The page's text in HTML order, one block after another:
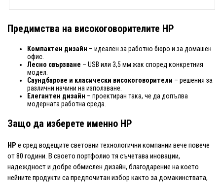
Предимства на високоговорителите HP
Компактен дизайн – идеален за работно бюро и за домашен
офис.
Лесно свързване – USB или 3,5 мм жак според конкретния
модел.
Саундбарове и класически високоговорители – решения за
различни начини на използване.
Елегантен дизайн – проектиран така, че да допълва
модерната работна среда.
Защо да изберете именно HP
HP е сред водещите световни технологични компании вече повече
от 80 години. В своето портфолио тя съчетава иновации,
надеждност и добре обмислен дизайн, благодарение на което
нейните продукти са предпочитан избор както за домакинствата,